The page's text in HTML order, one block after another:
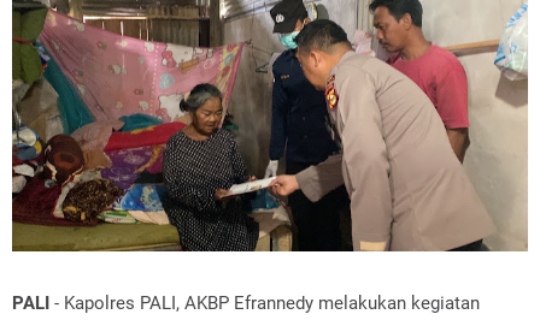
PALI - Kapolres PALI, AKBP Efrannedy melakukan kegiatan